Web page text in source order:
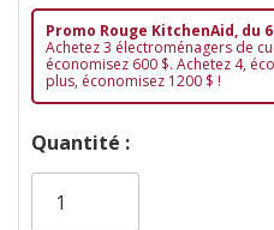
Promo Rouge KitchenAid, du
Achetez 3 électroménagers de
économisez 600 $. Achetez 4,
plus, économisez 1200 $ !
Dépêchez-
vous!
Quantité :